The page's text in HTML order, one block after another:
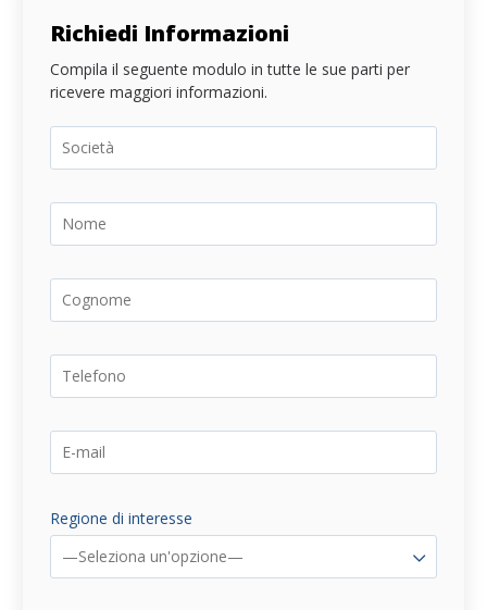
Richiedi Informazioni
Compila il seguente modulo in tutte le sue parti per
ricevere maggiori informazioni.
Regione di interesse
—Seleziona un'opzione—